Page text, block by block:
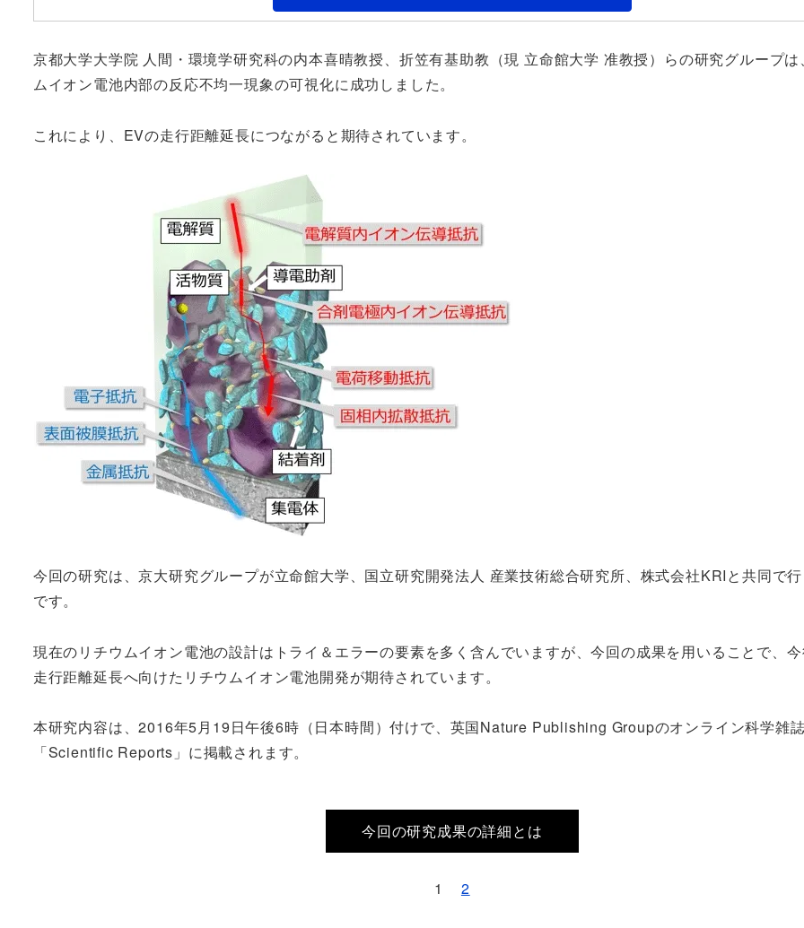
京都大学大学院 人間・環境学研究科の内本喜晴教授、折笠有基助教（現 立命館大学 准教授）らの研究グループ
ムイオン電池内部の反応不均一現象の可視化に成功しました。
これにより、EVの走行距離延長につながると期待されています。
今回の研究は、京大研究グループが立命館大学、国立研究開発法人 産業技術総合研究所、株式会社KRIと共同で
です。
現在のリチウムイオン電池の設計はトライ＆エラーの要素を多く含んでいますが、今回の成果を用いることで、
走行距離延長へ向けたリチウムイオン電池開発が期待されています。
本研究内容は、2016年5月19日午後6時（日本時間）付けで、英国Nature Publishing Groupのオンライン科学雑
「Scientific Reports」に掲載されます。
今回の研究成果の詳細とは
1 2